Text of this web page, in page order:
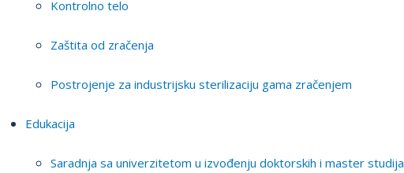
Kontrolno telo
Zaštita od zračenja
Postrojenje za industrijsku sterilizaciju gama zračenjem
Edukacija
Saradnja sa univerzitetom u izvođenju doktorskih i master studija